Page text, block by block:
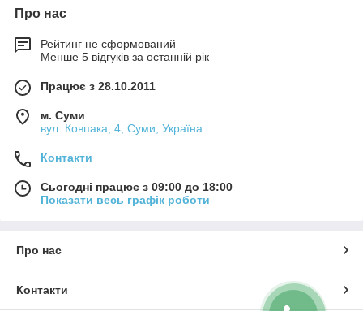
Про нас
Рейтинг не сформований
Менше 5 відгуків за останній рік
Працює з 28.10.2011
м. Суми
вул. Ковпака, 4, Суми, Україна
Контакти
Сьогодні працює з 09:00 до 18:00
Показати весь графік роботи
Про нас
Контакти